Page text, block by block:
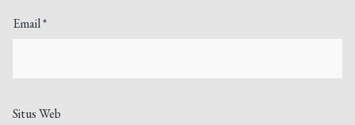
Email*
Situs Web